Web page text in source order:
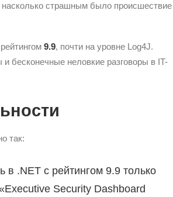
страшным было происшествие
9.9, почти на уровне Log4J.
бесконечные неловкие разговоры в IT-
так:
в .NET с рейтингом 9.9 только
Security Dashboard